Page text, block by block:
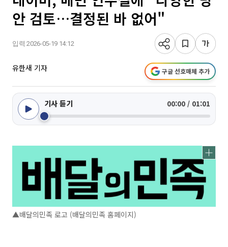
안 검토…결정된 바 없어"
입력 2026-05-19 14:12
유한새 기자 구글 선호매체 추가
기사 듣기 00:00 / 01:01
▲배달의민족 로고 (배달의민족 홈페이지)